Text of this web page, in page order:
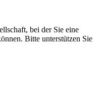
bei der Sie eine
Bitte unterstützen Sie